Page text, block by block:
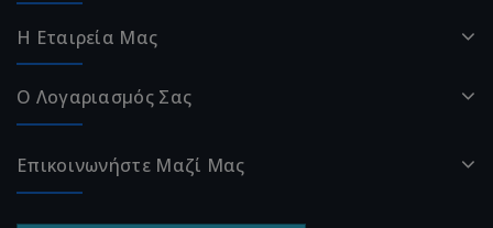
Η Εταιρεία Μας
Ο Λογαριασμός Σας
Επικοινωνήστε Μαζί Μας